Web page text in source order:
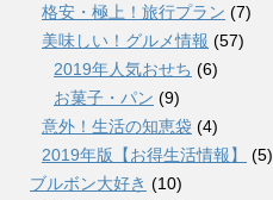
格安・極上！旅行プラン (7)
美味しい！グルメ情報 (57)
2019年人気おせち (6)
お菓子・パン (9)
意外！生活の知恵袋 (4)
2019年版【お得生活情報】
(5)
ブルボン大好き (10)